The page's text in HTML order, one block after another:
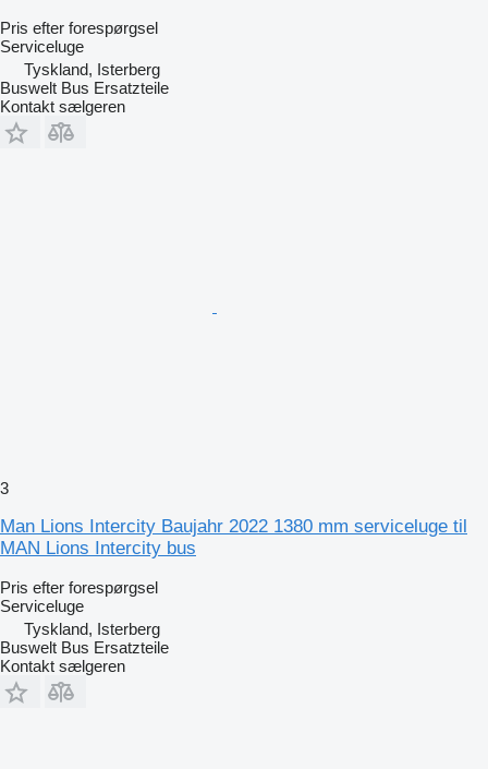
Pris efter forespørgsel
Serviceluge
Tyskland, Isterberg
Buswelt Bus Ersatzteile
Kontakt sælgeren
3
Man Lions Intercity Baujahr 2022 1380 mm serviceluge til
MAN Lions Intercity bus
Pris efter forespørgsel
Serviceluge
Tyskland, Isterberg
Buswelt Bus Ersatzteile
Kontakt sælgeren